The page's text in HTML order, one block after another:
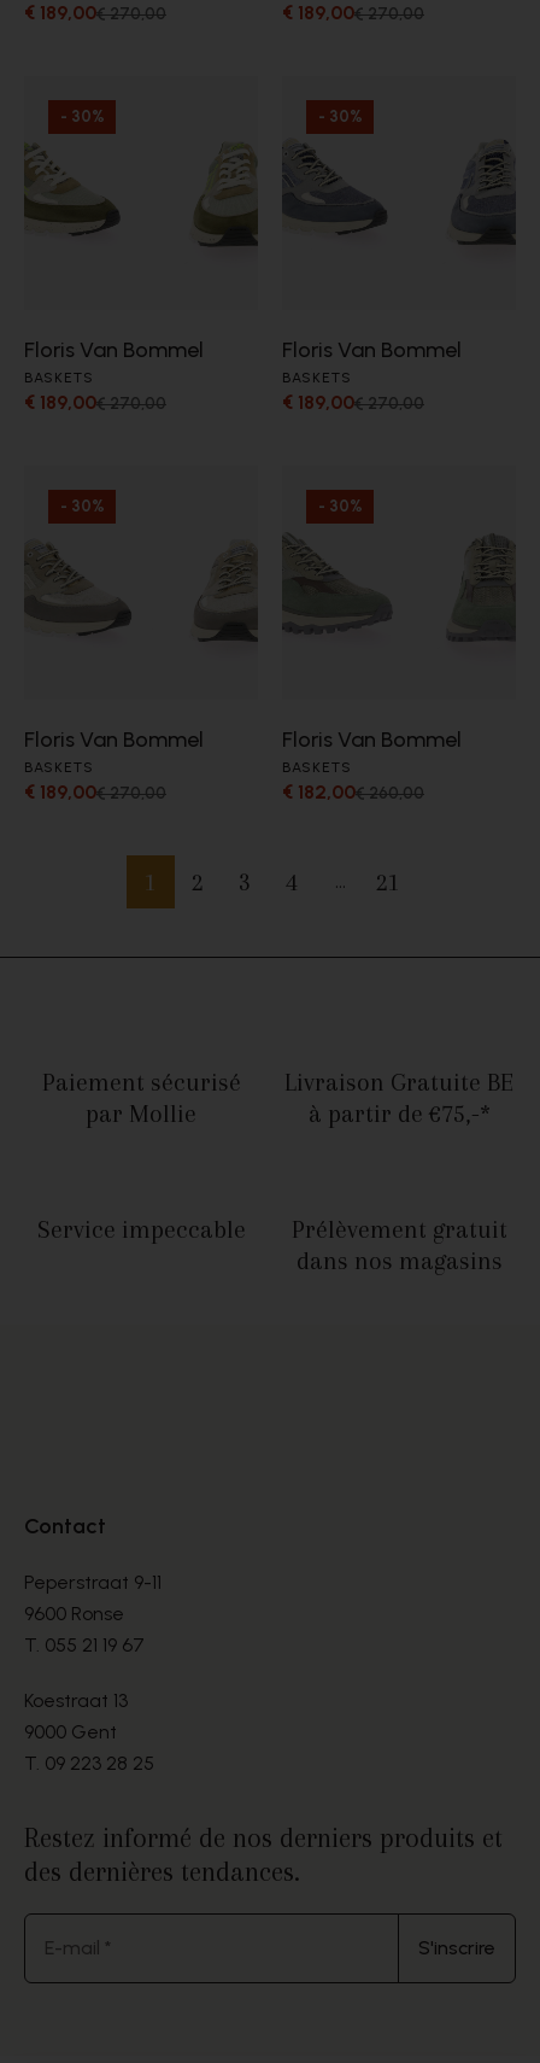
€ 189,00€ 270,00 € 189,00€ 270,00
- 30%
Floris Van Bommel
BASKETS
€ 189,00€ 270,00
- 30%
Floris Van Bommel
BASKETS
€ 189,00€ 270,00
- 30%
Floris Van Bommel
BASKETS
€ 189,00€ 270,00
- 30%
Floris Van Bommel
BASKETS
€ 182,00€ 260,00
1 2 3 4 … 21
Paiement sécurisé
par Mollie
Livraison Gratuite BE
à partir de €75,-*
Service impeccable
Prélèvement gratuit
dans nos magasins
Contact
Peperstraat 9-11
9600 Ronse
T. 055 21 19 67
Koestraat 13
9000 Gent
T. 09 223 28 25
Restez informé de nos derniers produits et
des dernières tendances.
E-mail * S'inscrire